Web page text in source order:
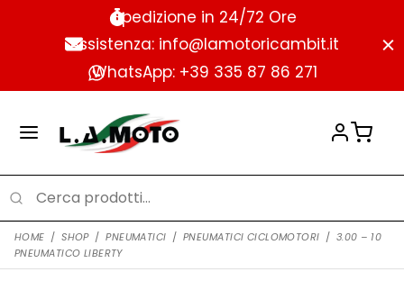
Spedizione in 24/72 Ore
Assistenza: info@lamotoricambit.it
WhatsApp: +39 335 87 86 271
HOME / SHOP / PNEUMATICI / PNEUMATICI CICLOMOTORI / 3.00 – 10
PNEUMATICO LIBERTY